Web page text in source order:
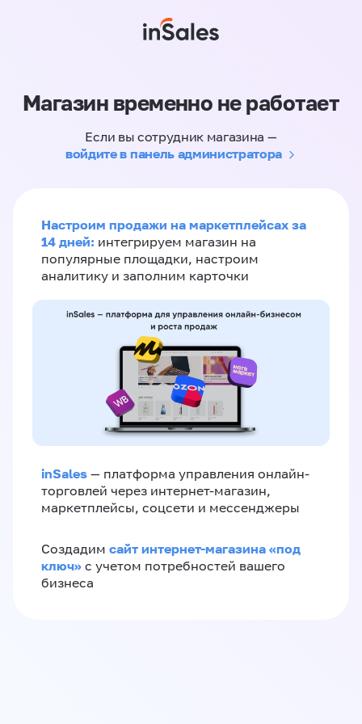
Магазин временно не работает
Если вы сотрудник магазина —
войдите в панель администратора
Настроим продажи на маркетплейсах за
14 дней: интегрируем магазин на
популярные площадки, настроим
аналитику и заполним карточки
inSales — платформа управления онлайн-
торговлей через интернет-магазин,
маркетплейсы, соцсети и мессенджеры
Создадим сайт интернет-магазина «под
ключ» с учетом потребностей вашего
бизнеса